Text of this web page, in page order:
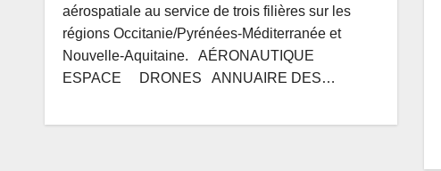
aérospatiale au service de trois filières sur les
régions Occitanie/Pyrénées-Méditerranée et
Nouvelle-Aquitaine. AÉRONAUTIQUE
ESPACE DRONES ANNUAIRE DES…